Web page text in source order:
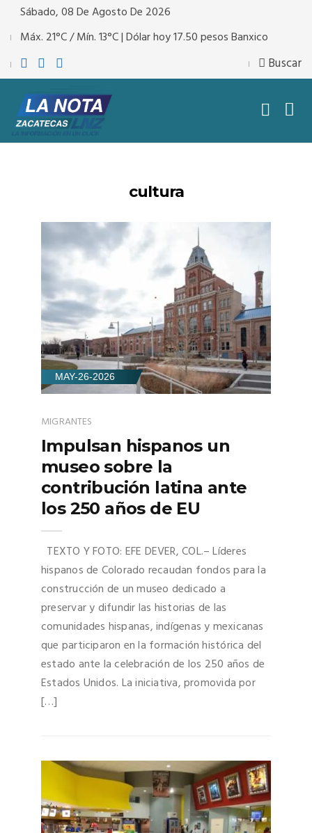
Sábado, 08 De Agosto De 2026
Máx. 21°C / Mín. 13°C | Dólar hoy 17.50 pesos Banxico
Buscar
cultura
MAY-26-2026
MIGRANTES
Impulsan hispanos un
museo sobre la
contribución latina ante
los 250 años de EU
TEXTO Y FOTO: EFE DEVER, COL.– Líderes
hispanos de Colorado recaudan fondos para la
construcción de un museo dedicado a
preservar y difundir las historias de las
comunidades hispanas, indígenas y mexicanas
que participaron en la formación histórica del
estado ante la celebración de los 250 años de
Estados Unidos. La iniciativa, promovida por
[…]